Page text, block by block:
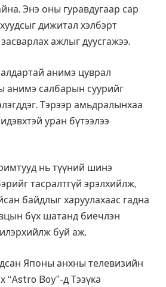
Энэ оны гуравдугаар сар
дижитал хэлбэрт
ажлыг дуусгажээ.
анимэ цуврал
анимэ салбарын суурийг
Тэрээр амьдралынхаа
уран бүтээлээ
нь түүний шинэ
тасралтгүй эрэлхийлж,
байдлыг харуулахаас гадна
бүх шатанд биечлэн
буй аж.
Японы анхны телевизийн
“Astro Boy”-д Тэзүка